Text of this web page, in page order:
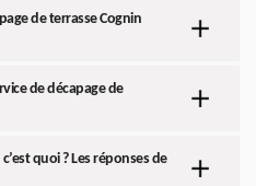
de terrasse Cognin
de décapage de
quoi ? Les réponses de